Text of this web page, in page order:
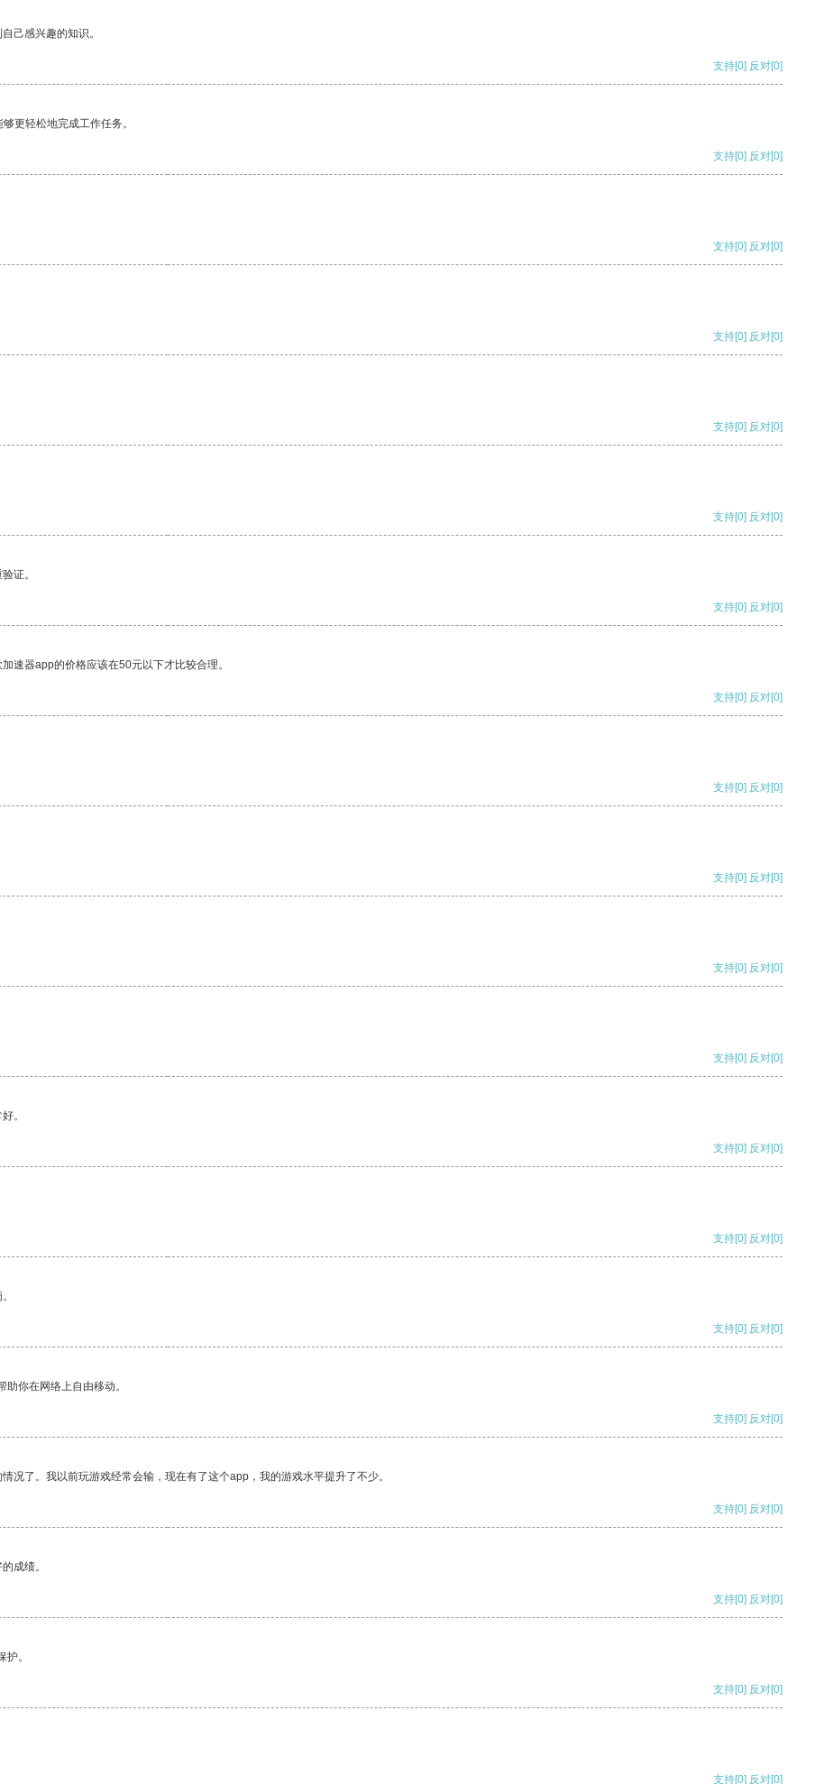
己感兴趣的知识。
支持[0] 反对[0]
更轻松地完成工作任务。
支持[0] 反对[0]
支持[0] 反对[0]
支持[0] 反对[0]
支持[0] 反对[0]
支持[0] 反对[0]
证。
支持[0] 反对[0]
速器app的价格应该在50元以下才比较合理。
支持[0] 反对[0]
支持[0] 反对[0]
支持[0] 反对[0]
支持[0] 反对[0]
支持[0] 反对[0]
。
支持[0] 反对[0]
支持[0] 反对[0]
支持[0] 反对[0]
你在网络上自由移动。
支持[0] 反对[0]
况了。我以前玩游戏经常会输，现在有了这个app，我的游戏水平提升了不少。
支持[0] 反对[0]
成绩。
支持[0] 反对[0]
。
支持[0] 反对[0]
支持[0] 反对[0]